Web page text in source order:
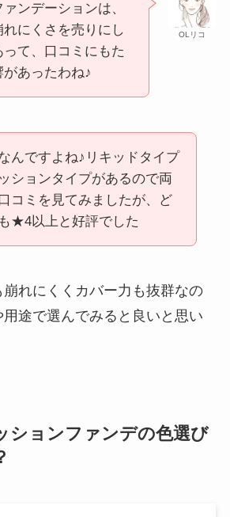
OLリコ
ンデーションは、
れにくさを売りにし
て、口コミにもた
があったわね♪
んですよね♪リキッドタイプ
ションタイプがあるので両
コミを見てみましたが、ど
★4以上と好評でした
崩れにくくカバー力も抜群なの
途で選んでみると良いと思い
ションファンデの色選び